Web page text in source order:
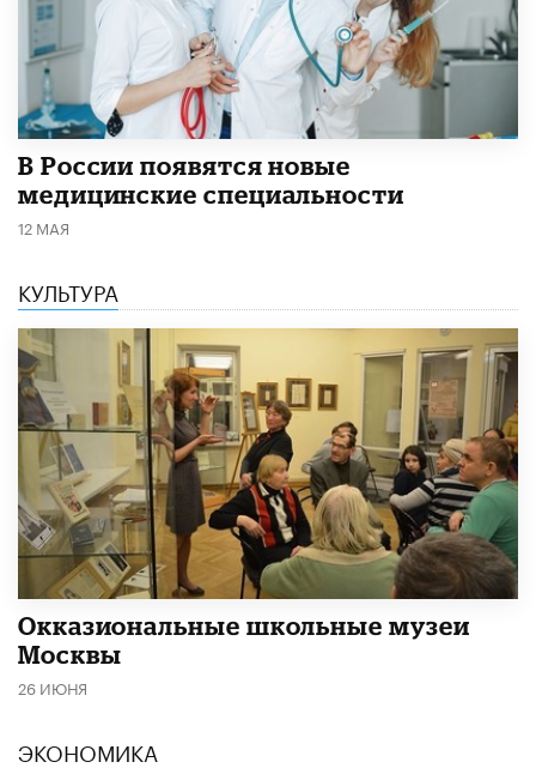
В России появятся новые
медицинские специальности
12 МАЯ
КУЛЬТУРА
​Окказиональные школьные музеи
Москвы
26 ИЮНЯ
ЭКОНОМИКА